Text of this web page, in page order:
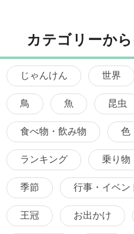
カテゴリーか
じゃんけん 世界
鳥 魚 昆虫
食べ物・飲み物 色
ランキング 乗り物
季節 行事・イベン
王冠 お出かけ